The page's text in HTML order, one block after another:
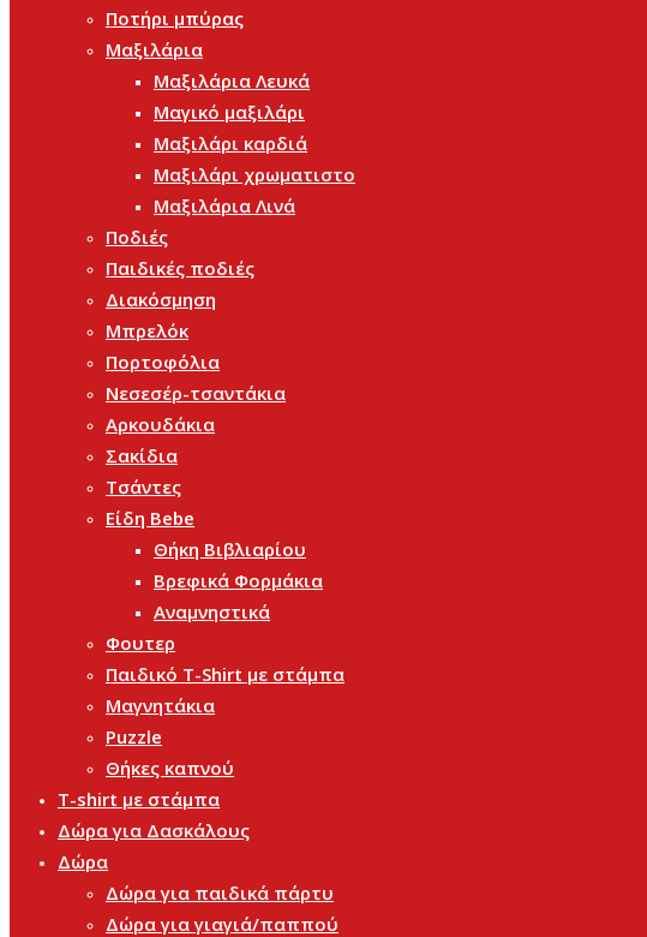
Ποτήρι μπύρας
Μαξιλάρια
Μαξιλάρια Λευκά
Μαγικό μαξιλάρι
Μαξιλάρι καρδιά
Μαξιλάρι χρωματιστο
Μαξιλάρια Λινά
Ποδιές
Παιδικές ποδιές
Διακόσμηση
Μπρελόκ
Πορτοφόλια
Νεσεσέρ-τσαντάκια
Αρκουδάκια
Σακίδια
Τσάντες
Είδη Bebe
Θήκη Βιβλιαρίου
Βρεφικά Φορμάκια
Αναμνηστικά
Φουτερ
Παιδικό T-Shirt με στάμπα
Μαγνητάκια
Puzzle
Θήκες καπνού
T-shirt με στάμπα
Δώρα για Δασκάλους
Δώρα
Δώρα για παιδικά πάρτυ
Δώρα για γιαγιά/παππού